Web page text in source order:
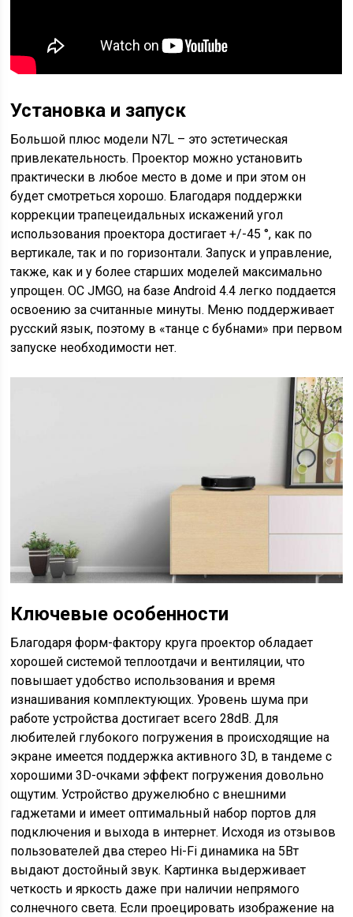
Установка и запуск
Большой плюс модели N7L – это эстетическая
привлекательность. Проектор можно установить
практически в любое место в доме и при этом он
будет смотреться хорошо. Благодаря поддержки
коррекции трапецеидальных искажений угол
использования проектора достигает +/-45 °, как по
вертикале, так и по горизонтали. Запуск и управление,
также, как и у более старших моделей максимально
упрощен. ОС JMGO, на базе Android 4.4 легко поддается
освоению за считанные минуты. Меню поддерживает
русский язык, поэтому в «танце с бубнами» при первом
запуске необходимости нет.
Ключевые особенности
Благодаря форм-фактору круга проектор обладает
хорошей системой теплоотдачи и вентиляции, что
повышает удобство использования и время
изнашивания комплектующих. Уровень шума при
работе устройства достигает всего 28dB. Для
любителей глубокого погружения в происходящие на
экране имеется поддержка активного 3D, в тандеме с
хорошими 3D-очками эффект погружения довольно
ощутим. Устройство дружелюбно с внешними
гаджетами и имеет оптимальный набор портов для
подключения и выхода в интернет. Исходя из отзывов
пользователей два стерео Hi-Fi динамика на 5Вт
выдают достойный звук. Картинка выдерживает
четкость и яркость даже при наличии непрямого
солнечного света. Если проецировать изображение на